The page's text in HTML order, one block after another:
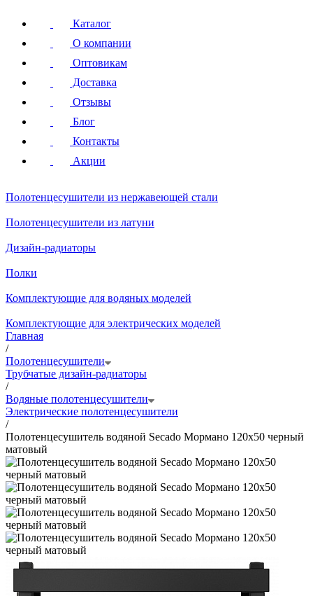
Каталог
О компании
Оптовикам
Доставка
Отзывы
Блог
Контакты
Акции
Полотенцесушители из нержавеющей стали
Полотенцесушители из латуни
Дизайн-радиаторы
Полки
Комплектующие для водяных моделей
Комплектующие для электрических моделей
Главная
/
Полотенцесушители
Трубчатые дизайн-радиаторы
/
Водяные полотенцесушители
Электрические полотенцесушители
/
Полотенцесушитель водяной Secado Мормано 120x50 черный
матовый